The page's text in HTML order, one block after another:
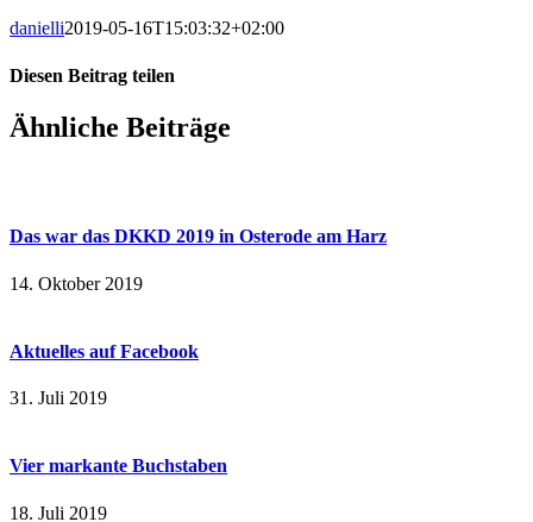
danielli2019-05-16T15:03:32+02:00
Diesen Beitrag teilen
Facebook
X
LinkedIn
WhatsApp
E-
Mail
Ähnliche Beiträge
Das war das DKKD 2019 in Osterode am Harz
14. Oktober 2019
Aktuelles auf Facebook
31. Juli 2019
Vier markante Buchstaben
18. Juli 2019